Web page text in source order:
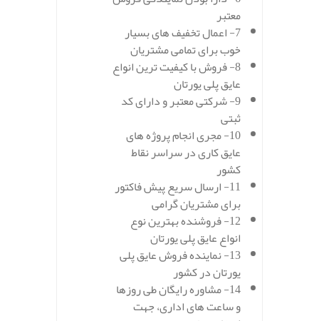
معتبر
7- اعمال تخفیف های بسیار
خوب برای تمامی مشتریان
8- فروش با کیفیت ترین انواع
عایق پلی یورتان
9- شرکتی معتبر و دارای کد
ثبتی
10- مجری انجام پروژه های
عایق کاری در سراسر نقاط
کشور
11- ارسال سریع پیش فاکتور
برای مشتریان گرامی
12- فروشنده بهترین نوع
انواع عایق پلی یورتان
13- نماینده فروش عایق پلی
یورتان در کشور
14- مشاوره رایگان طی روزها
و ساعت های اداری، جهت